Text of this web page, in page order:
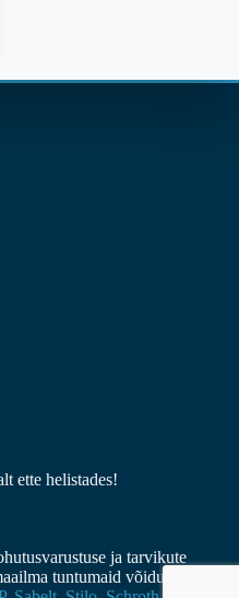
ette helistades!
ja tarvikute
tuntumaid võidusõidu